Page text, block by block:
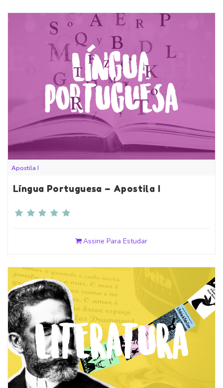
Apostila I
Língua Portuguesa – Apostila I
Assine Para Estudar